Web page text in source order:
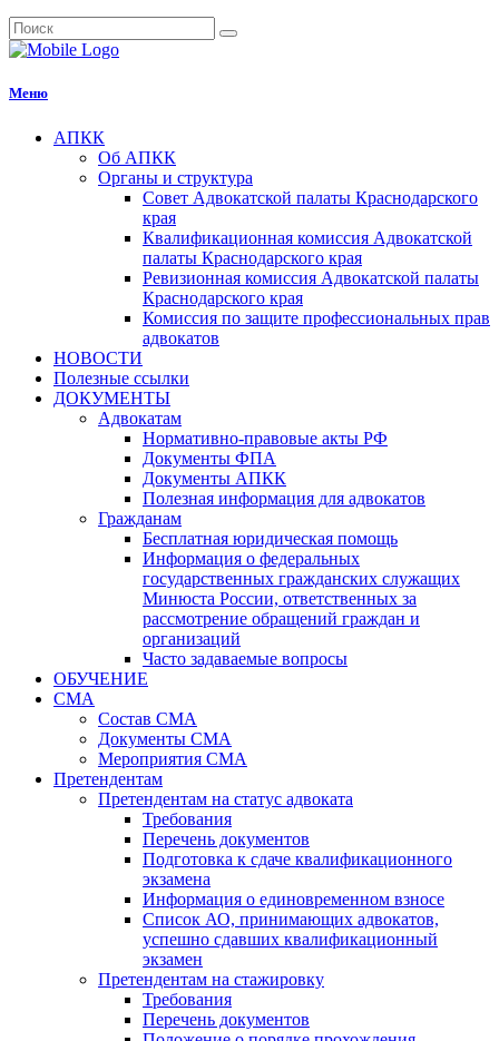
Меню
АПКК
Об АПКК
Органы и структура
Совет Адвокатской палаты Краснодарского
края
Квалификационная комиссия Адвокатской
палаты Краснодарского края
Ревизионная комиссия Адвокатской палаты
Краснодарского края
Комиссия по защите профессиональных прав
адвокатов
НОВОСТИ
Полезные ссылки
ДОКУМЕНТЫ
Адвокатам
Нормативно-правовые акты РФ
Документы ФПА
Документы АПКК
Полезная информация для адвокатов
Гражданам
Бесплатная юридическая помощь
Информация о федеральных
государственных гражданских служащих
Минюста России, ответственных за
рассмотрение обращений граждан и
организаций
Часто задаваемые вопросы
ОБУЧЕНИЕ
СМА
Состав СМА
Документы СМА
Мероприятия СМА
Претендентам
Претендентам на статус адвоката
Требования
Перечень документов
Подготовка к сдаче квалификационного
экзамена
Информация о единовременном взносе
Список АО, принимающих адвокатов,
успешно сдавших квалификационный
экзамен
Претендентам на стажировку
Требования
Перечень документов